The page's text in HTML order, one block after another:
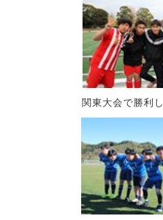
関東大会で勝利